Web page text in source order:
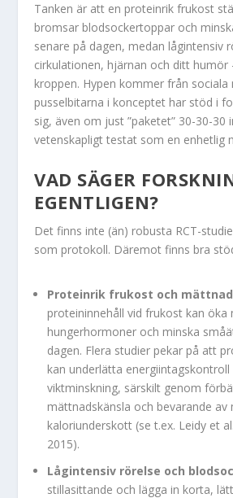
Tanken är att en proteinrik frukost
bromsar blodsockertoppar och
senare på dagen, medan lågintensiv
cirkulationen, hjärnan och ditt humör
kroppen. Hypen kommer från sociala
pusselbitarna i konceptet har stöd i
sig, även om just ”paketet” 30-30-30
vetenskapligt testat som en enhetlig
VAD SÄGER
EGENTLIGEN?
Det finns inte (än) robusta RCT-
som protokoll. Däremot finns bra
Proteinrik frukost och
proteininnehåll vid frukost kan öka
hungerhormoner och minska
dagen. Flera studier pekar på att
kan underlätta energiintagskontroll
viktminskning, särskilt genom
mättnadskänsla och bevarande av
kaloriunderskott (se t.ex. Leidy et
2015).
Lågintensiv rörelse och
stillasittande och lägga in korta,